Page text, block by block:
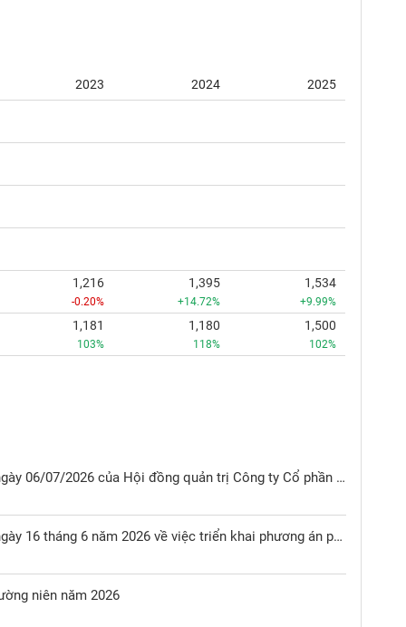
2023 2024
2025
1,216
-0.20%
1,395
+14.72%
1,534
+9.99%
1,181
103%
1,180
118%
1,500
102%
Nghị quyết HĐQT số 04/NQ-HĐQT ngày 06/07/2026 của Hội đồng quản trị Công ty Cổ phần Sơn Hải Phòng về việc thông qua việc chốt danh sách cổ đông để thực hiện quyền nhận cổ tức bằng cổ phiếu năm 2025
Nghị quyết HĐQT số 03/NQ-HĐQT ngày 16 tháng 6 năm 2026 về việc triển khai phương án phát hành cổ phiếu để trả cổ tức năm 2025
niên năm 2026